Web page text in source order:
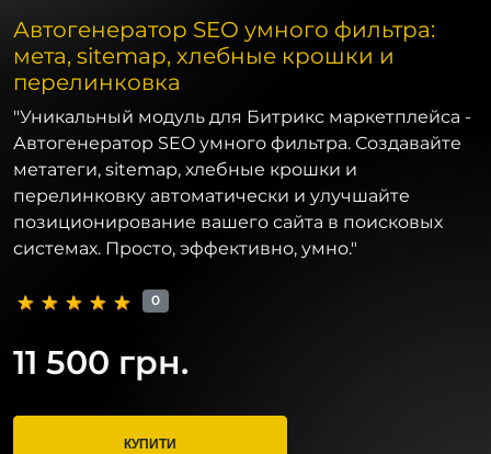
Автогенератор SEO умного фильтра:
мета, sitemap, хлебные крошки и
перелинковка
"Уникальный модуль для Битрикс маркетплейса -
Автогенератор SEO умного фильтра. Создавайте
метатеги, sitemap, хлебные крошки и
перелинковку автоматически и улучшайте
позиционирование вашего сайта в поисковых
системах. Просто, эффективно, умно."
0
11 500 грн.
КУПИТИ